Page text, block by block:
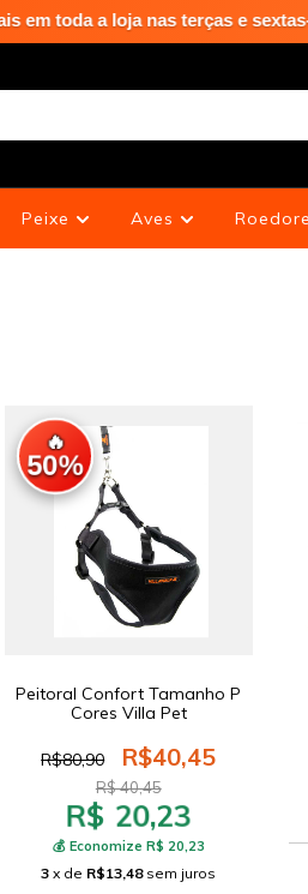
e sextas-feiras • ⭐ Frete
Peixe Aves
🔥
50%
Peitoral Confort Tamanho P
Cores Villa Pet
R$80,90 R$40,45
R$ 40,45
R$ 20,23
💰 Economize R$ 20,23
3 x de R$13,48 sem juros